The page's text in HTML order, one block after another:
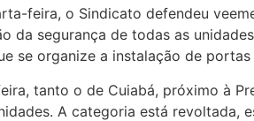
feira, o Sindicato defendeu
da segurança de todas as
se organize a instalação de
tanto o de Cuiabá, próximo à
A categoria está